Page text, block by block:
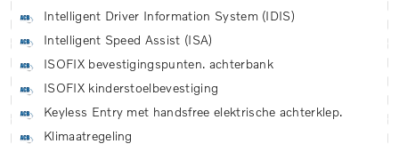
Intelligent Driver Information System (IDIS)
Intelligent Speed Assist (ISA)
ISOFIX bevestigingspunten. achterbank
ISOFIX kinderstoelbevestiging
Keyless Entry met handsfree elektrische achterklep.
Klimaatregeling